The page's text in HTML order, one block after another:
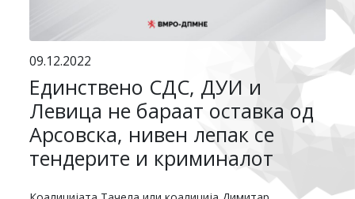
09.12.2022
Единствено СДС, ДУИ и
Левица не бараат оставка од
Арсовска, нивен лепак се
тендерите и криминалот